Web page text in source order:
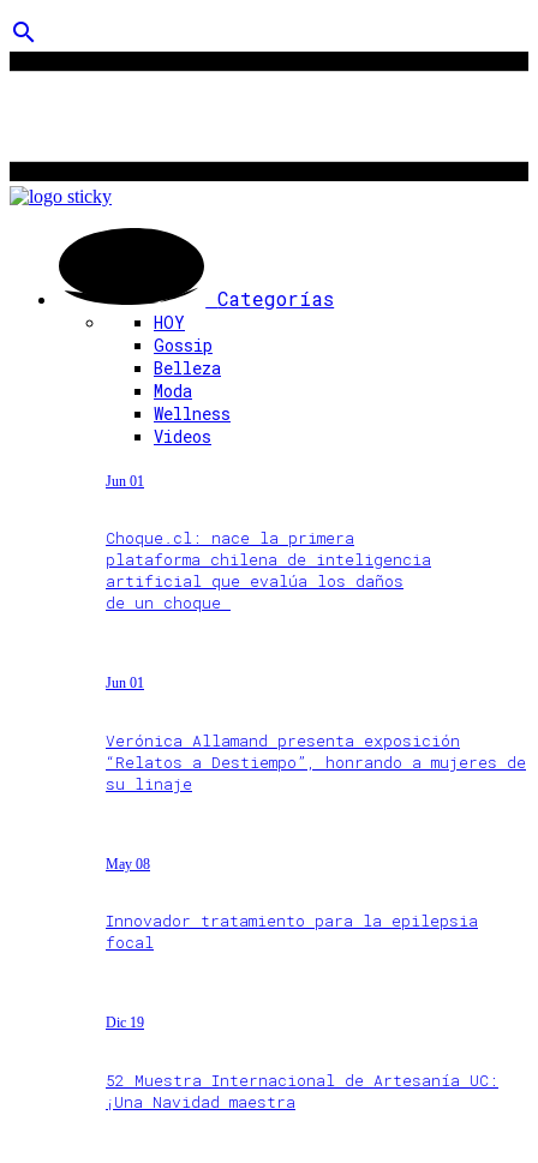
search
Categorías
HOY
Gossip
Belleza
Moda
Wellness
Videos
Jun 01
Choque.cl: nace la primera
plataforma chilena de inteligencia
artificial que evalúa los daños
de un choque
Jun 01
Verónica Allamand presenta exposición
“Relatos a Destiempo”, honrando a mujeres de
su linaje
May 08
Innovador tratamiento para la epilepsia
focal
Dic 19
52 Muestra Internacional de Artesanía UC:
¡Una Navidad maestra